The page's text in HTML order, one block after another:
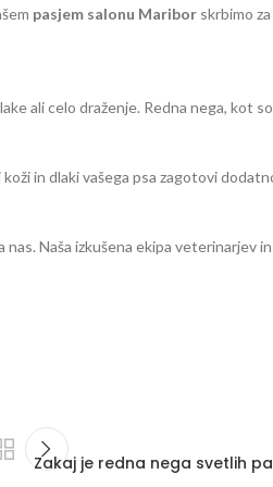
pasjem salonu Maribor skrbimo
ali celo draženje. Redna nega, kot
in dlaki vašega psa zagotovi
Naša izkušena ekipa veterinarjev
Zakaj je redna nega svetlih